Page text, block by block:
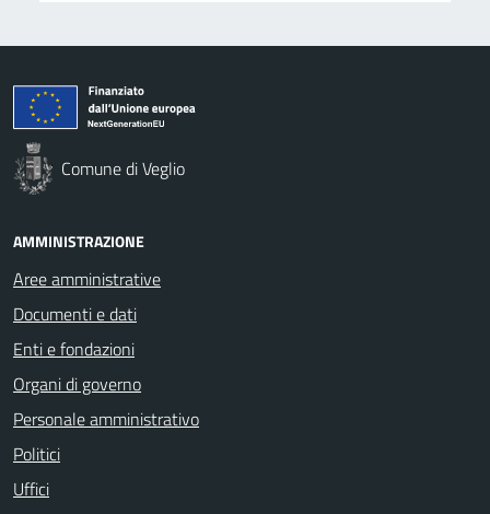
Comune di Veglio
AMMINISTRAZIONE
Aree amministrative
Documenti e dati
Enti e fondazioni
Organi di governo
Personale amministrativo
Politici
Uffici